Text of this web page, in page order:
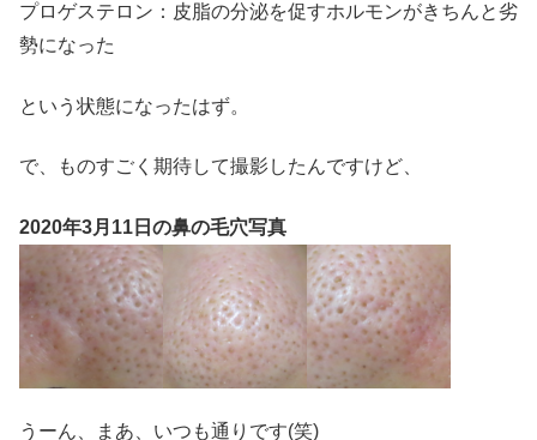
プロゲステロン：皮脂の分泌を促すホルモンがきちんと劣
勢になった
という状態になったはず。
で、ものすごく期待して撮影したんですけど、
2020年3月11日の鼻の毛穴写真
うーん、まあ、いつも通りです(笑)